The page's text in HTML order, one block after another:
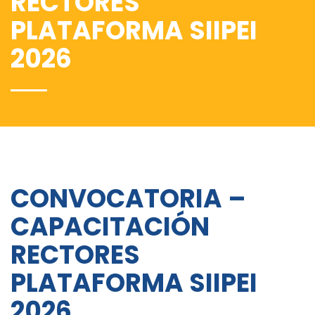
PLATAFORMA SIIPEI
2026
CONVOCATORIA –
CAPACITACIÓN
RECTORES
PLATAFORMA SIIPEI